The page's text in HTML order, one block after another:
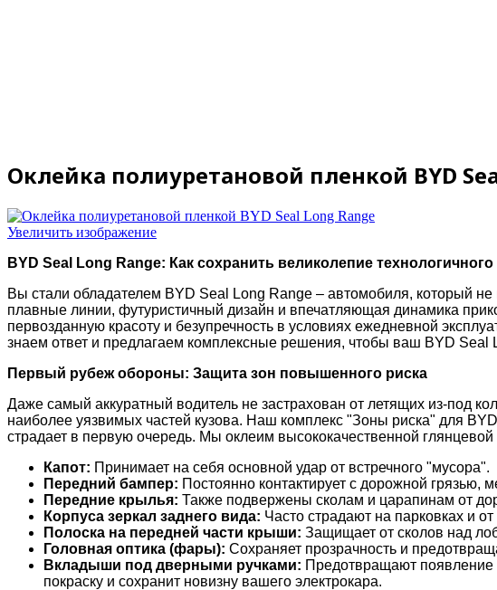
Оклейка полиуретановой пленкой BYD
Увеличить изображение
BYD Seal Long Range: Как сохранить великолепие
Вы стали обладателем BYD Seal Long Range – автомобиля, который
плавные линии, футуристичный дизайн и впечатляющая динамика
первозданную красоту и безупречность в условиях ежедневной
знаем ответ и предлагаем комплексные решения, чтобы ваш BYD
Первый рубеж обороны: Защита зон повышенного риска
Даже самый аккуратный водитель не застрахован от летящих из-под
наиболее уязвимых частей кузова. Наш комплекс "Зоны риска" для
страдает в первую очередь. Мы оклеим высококачественной
Капот: Принимает на себя основной удар от встречного "мусора".
Передний бампер: Постоянно контактирует с дорожной грязью,
Передние крылья: Также подвержены сколам и царапинам от
Корпуса зеркал заднего вида: Часто страдают на парковках и
Полоска на передней части крыши: Защищает от сколов над
Головная оптика (фары): Сохраняет прозрачность и
Вкладыши под дверными ручками: Предотвращают появление
покраску и сохранит новизну вашего электрокара.